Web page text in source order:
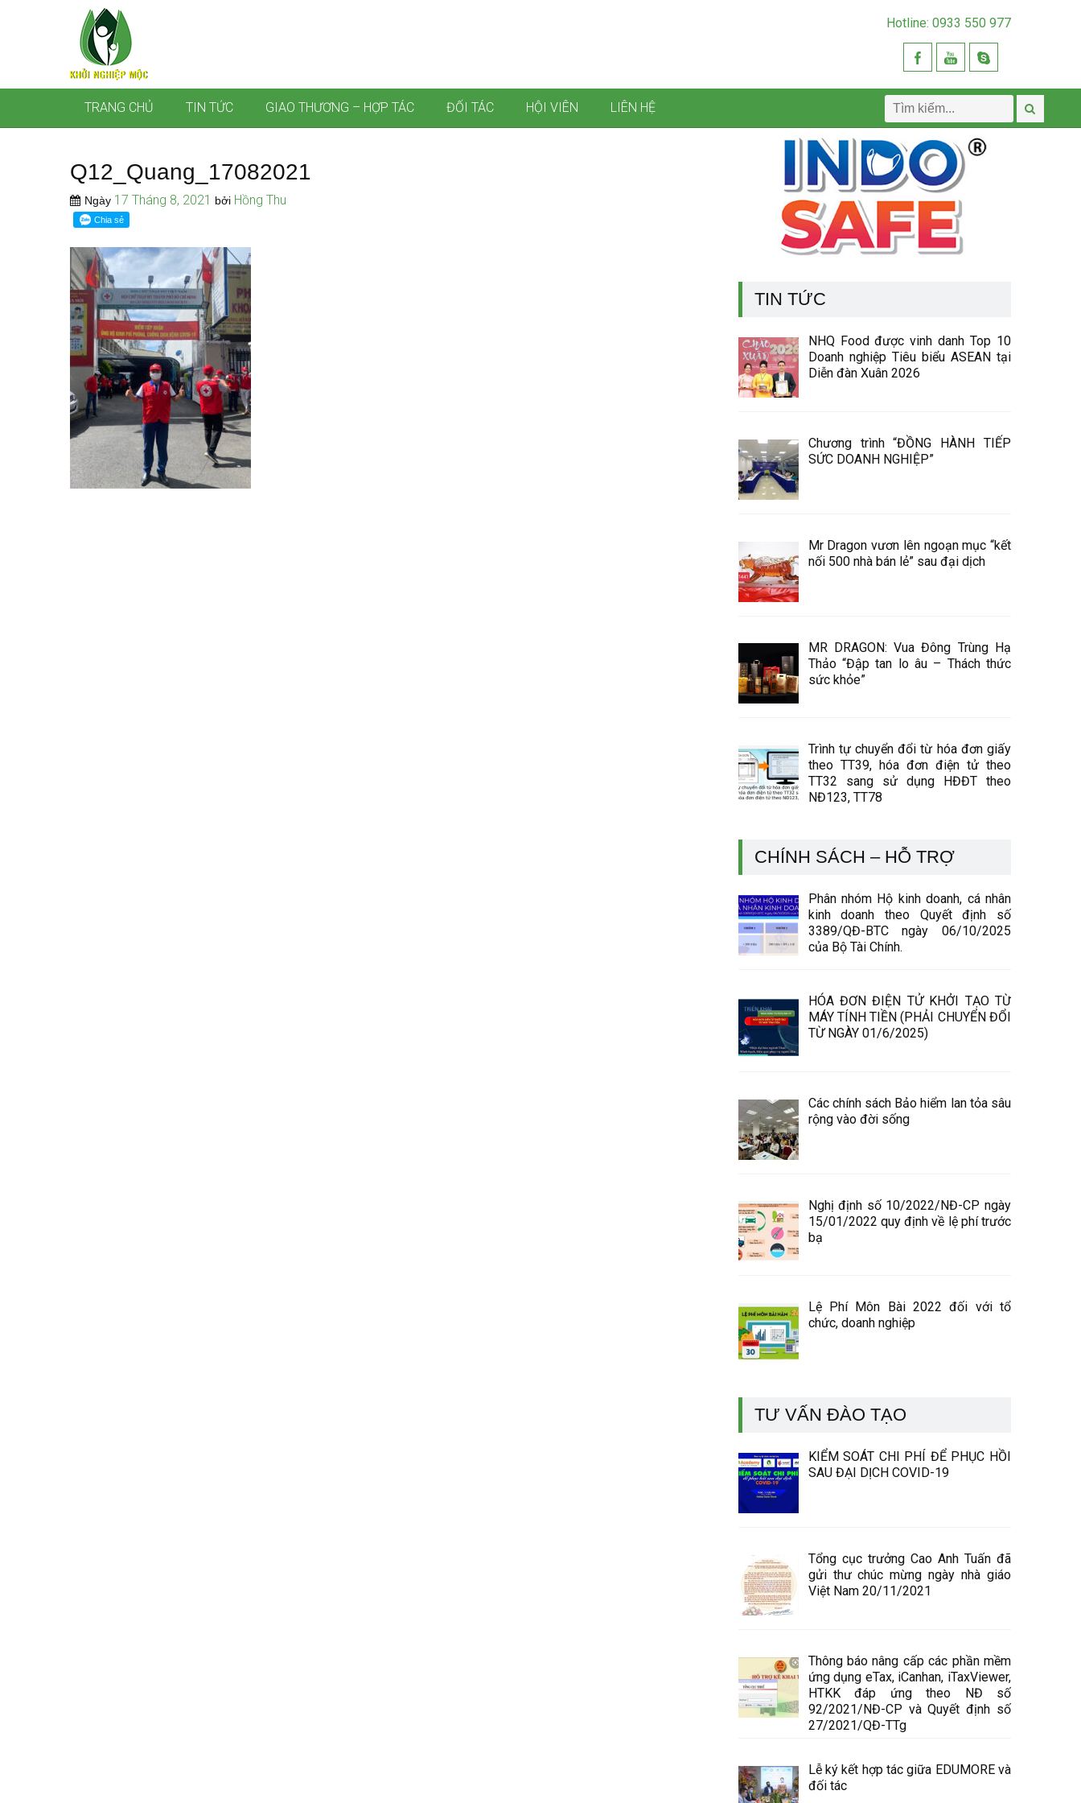
Hotline: 0933 550 977
TRANG CHỦ TIN TỨC GIAO THƯƠNG – HỢP TÁC ĐỐI TÁC HỘI VIÊN LIÊN HỆ
Q12_Quang_17082021
Ngày 17 Tháng 8, 2021 bởi Hồng Thu
TIN TỨC
NHQ Food được vinh danh Top 10
Doanh nghiệp Tiêu biểu ASEAN tại
Diễn đàn Xuân 2026
Chương trình “ĐỒNG HÀNH TIẾP
SỨC DOANH NGHIỆP”
Mr Dragon vươn lên ngoạn mục “kết
nối 500 nhà bán lẻ” sau đại dịch
MR DRAGON: Vua Đông Trùng Hạ
Thảo “Đập tan lo âu – Thách thức
sức khỏe”
Trình tự chuyển đổi từ hóa đơn giấy
theo TT39, hóa đơn điện tử theo
TT32 sang sử dụng HĐĐT theo
NĐ123, TT78
CHÍNH SÁCH – HỖ TRỢ
Phân nhóm Hộ kinh doanh, cá nhân
kinh doanh theo Quyết định số
3389/QĐ-BTC ngày 06/10/2025
của Bộ Tài Chính.
HÓA ĐƠN ĐIỆN TỬ KHỞI TẠO TỪ
MÁY TÍNH TIỀN (PHẢI CHUYỂN ĐỔI
TỪ NGÀY 01/6/2025)
Các chính sách Bảo hiểm lan tỏa sâu
rộng vào đời sống
Nghị định số 10/2022/NĐ-CP ngày
15/01/2022 quy định về lệ phí trước
bạ
Lệ Phí Môn Bài 2022 đối với tổ
chức, doanh nghiệp
TƯ VẤN ĐÀO TẠO
KIỂM SOÁT CHI PHÍ ĐỂ PHỤC HỒI
SAU ĐẠI DỊCH COVID-19
Tổng cục trưởng Cao Anh Tuấn đã
gửi thư chúc mừng ngày nhà giáo
Việt Nam 20/11/2021
Thông báo nâng cấp các phần mềm
ứng dụng eTax, iCanhan, iTaxViewer,
HTKK đáp ứng theo NĐ số
92/2021/NĐ-CP và Quyết định số
27/2021/QĐ-TTg
Lễ ký kết hợp tác giữa EDUMORE và
đối tác